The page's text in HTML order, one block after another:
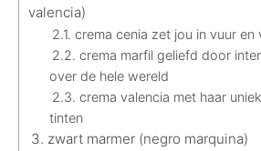
valencia)
crema cenia zet jou in vuur en
crema marfil geliefd door
over de hele wereld
crema valencia met haar
tinten
zwart marmer (negro marquina)